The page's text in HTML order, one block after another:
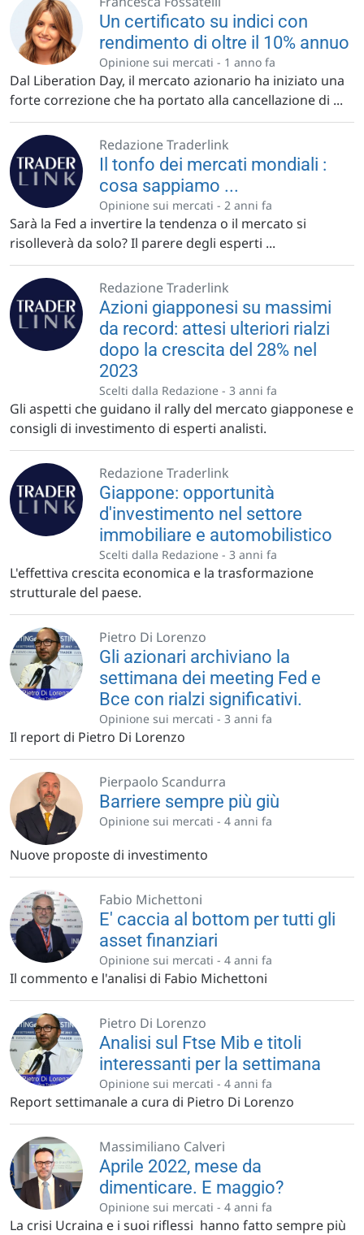
Un certificato su indici con
rendimento di oltre il 10% annuo
Opinione sui mercati - 1 anno fa
Dal Liberation Day, il mercato azionario ha iniziato una
forte correzione che ha portato alla cancellazione di ...
Redazione Traderlink
Il tonfo dei mercati mondiali :
cosa sappiamo ...
Opinione sui mercati - 2 anni fa
Sarà la Fed a invertire la tendenza o il mercato si
risolleverà da solo? Il parere degli esperti ...
Redazione Traderlink
Azioni giapponesi su massimi
da record: attesi ulteriori rialzi
dopo la crescita del 28% nel
2023
Scelti dalla Redazione - 3 anni fa
Gli aspetti che guidano il rally del mercato giapponese e
consigli di investimento di esperti analisti.
Redazione Traderlink
Giappone: opportunità
d'investimento nel settore
immobiliare e automobilistico
Scelti dalla Redazione - 3 anni fa
L'effettiva crescita economica e la trasformazione
strutturale del paese.
Pietro Di Lorenzo
Gli azionari archiviano la
settimana dei meeting Fed e
Bce con rialzi significativi.
Opinione sui mercati - 3 anni fa
Il report di Pietro Di Lorenzo
Pierpaolo Scandurra
Barriere sempre più giù
Opinione sui mercati - 4 anni fa
Nuove proposte di investimento
Fabio Michettoni
E' caccia al bottom per tutti gli
asset finanziari
Opinione sui mercati - 4 anni fa
Il commento e l'analisi di Fabio Michettoni
Pietro Di Lorenzo
Analisi sul Ftse Mib e titoli
interessanti per la settimana
Opinione sui mercati - 4 anni fa
Report settimanale a cura di Pietro Di Lorenzo
Massimiliano Calveri
Aprile 2022, mese da
dimenticare. E maggio?
Opinione sui mercati - 4 anni fa
La crisi Ucraina e i suoi riflessi hanno fatto sempre più